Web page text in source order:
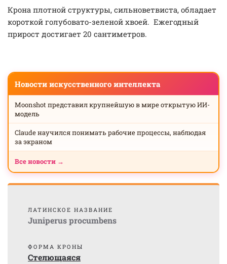
Крона плотной структуры, сильноветвиста, обладает
короткой голубовато-зеленой хвоей. Ежегодный
прирост достигает 20 сантиметров.
Новости искусственного интеллекта
Moonshot представил крупнейшую в мире открытую ИИ-
модель
Claude научился понимать рабочие процессы, наблюдая
за экраном
Все новости →
ЛАТИНСКОЕ НАЗВАНИЕ
Juniperus procumbens
ФОРМА КРОНЫ
Стелющаяся